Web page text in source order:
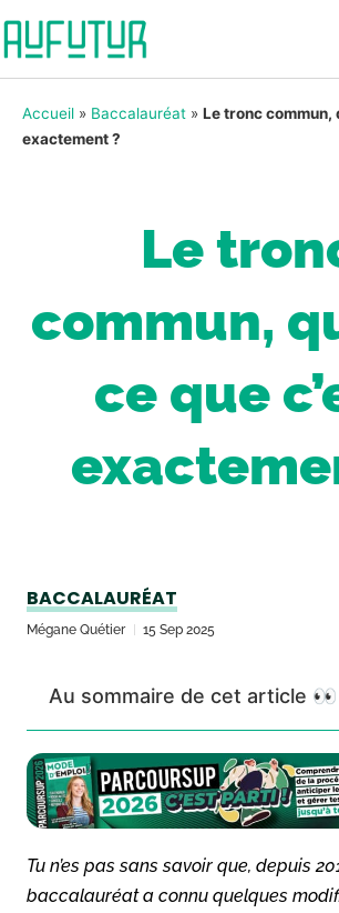
Accueil » Baccalauréat » Le tronc commun,
exactement ?
Le
commun,
ce que
BACCALAURÉAT
Mégane Quétier 15 Sep 2025
Au sommaire de cet article 👀
Tu n’es pas sans savoir que, depuis
baccalauréat a connu quelques